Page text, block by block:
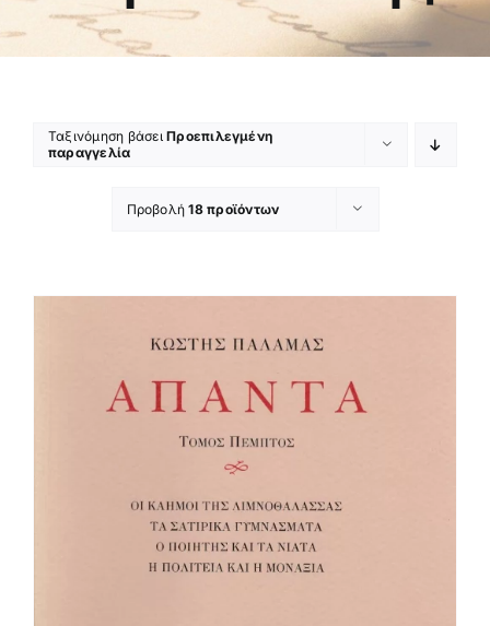
Ταξινόμηση βάσειΠροεπιλεγμένη
παραγγελία
Προβολή18 προϊόντων